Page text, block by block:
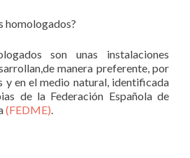
homologados?
son unas instalaciones
manera preferente, por
y en el medio natural, identificada
de la Federación Española de
(FEDME).